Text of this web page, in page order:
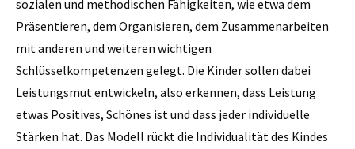
sozialen und methodischen Fähigkeiten, wie etwa dem
Präsentieren, dem Organisieren, dem Zusammenarbeiten
mit anderen und weiteren wichtigen
Schlüsselkompetenzen gelegt. Die Kinder sollen dabei
Leistungsmut entwickeln, also erkennen, dass Leistung
etwas Positives, Schönes ist und dass jeder individuelle
Stärken hat. Das Modell rückt die Individualität des Kindes